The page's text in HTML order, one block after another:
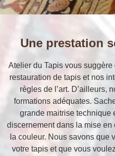
Une prestation
Atelier du Tapis vous
restauration de tapis et nos
règles de l’art. D’ailleurs,
formations adéquates.
grande maitrise technique
discernement dans la mise
la couleur. Nous savons que
votre tapis et que vous